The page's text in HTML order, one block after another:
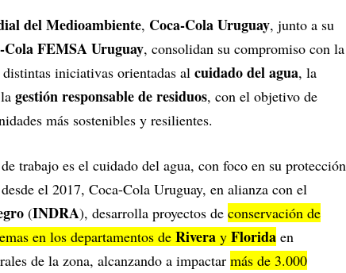
del Medioambiente, Coca-Cola Uruguay, junto a su
Cola FEMSA Uruguay, consolidan su compromiso con la
iniciativas orientadas al cuidado del agua, la
gestión responsable de residuos, con el objetivo de
más sostenibles y resilientes.
trabajo es el cuidado del agua, con foco en su protección
el 2017, Coca-Cola Uruguay, en alianza con el
(INDRA), desarrolla proyectos de conservación de
en los departamentos de Rivera y Florida en
de la zona, alcanzando a impactar más de 3.000